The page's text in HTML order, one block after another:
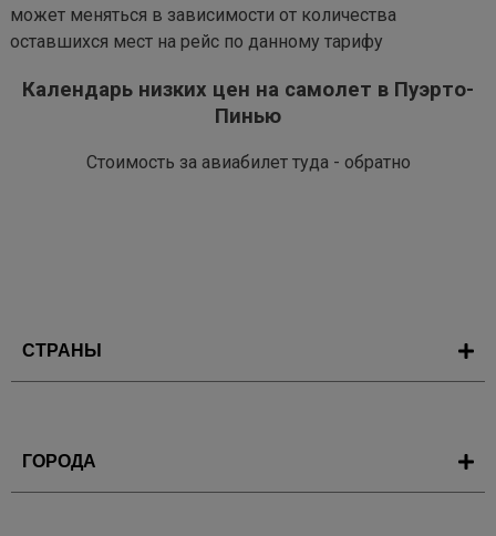
может меняться в зависимости от количества
оставшихся мест на рейс по данному тарифу
Календарь низких цен на самолет в Пуэрто-
Пинью
Стоимость за авиабилет туда - обратно
СТРАНЫ
ГОРОДА